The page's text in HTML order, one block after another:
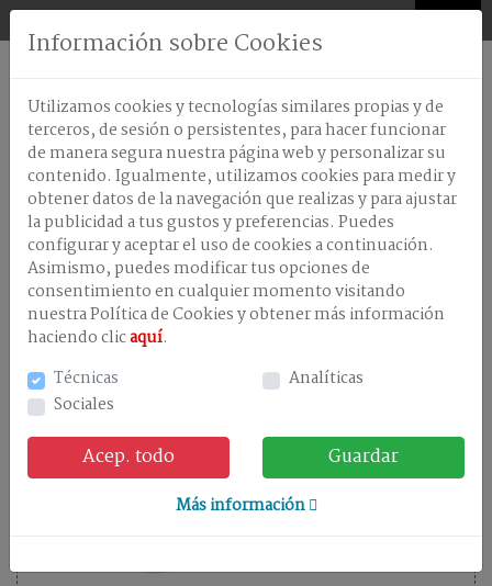
ANTISEPTICOS-
DESINFECTANTES
CELULOSA
DISPENSADORES
LAVANDERÃA
LAVAVAJILLA
MAQUINA
LAVAVAJILLAS
MANUAL
LIMPIEZA
GENERAL
TRATAMIENTOS
Nuestros productos
Información sobre Cookies
Utilizamos cookies y tecnologías similares propias y de
terceros, de sesión o persistentes, para hacer funcionar
de manera segura nuestra página web y personalizar su
contenido. Igualmente, utilizamos cookies para medir y
obtener datos de la navegación que realizas y para ajustar
la publicidad a tus gustos y preferencias. Puedes
configurar y aceptar el uso de cookies a continuación.
Asimismo, puedes modificar tus opciones de
consentimiento en cualquier momento visitando
nuestra Política de Cookies y obtener más información
haciendo clicaquí.
Técnicas
Analíticas
Sociales
Acep. todo Guardar
Más información